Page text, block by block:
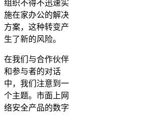
组织不得不迅速实
施在家办公的解决
方案，这种转变产
生了新的风险。
在我们与合作伙伴
和参与者的对话
中，我们注意到一
个主题。市面上网
络安全产品的数字